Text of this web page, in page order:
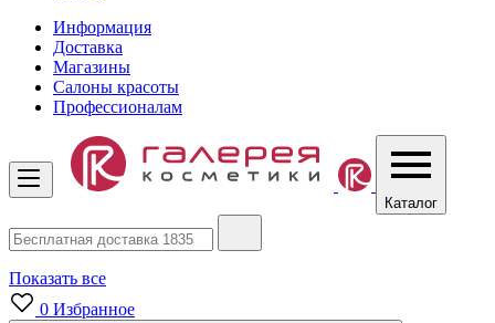
Информация
Доставка
Магазины
Салоны красоты
Профессионалам
Каталог
Показать все
0 Избранное